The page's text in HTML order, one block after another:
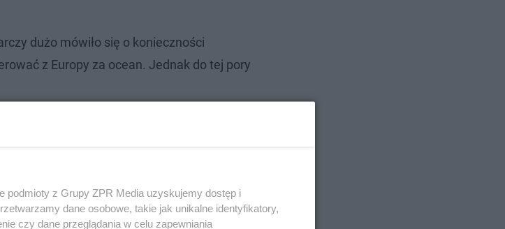
dużo mówiło się o konieczności
z Europy za ocean. Jednak do tej pory
podmioty z Grupy ZPR Media uzyskujemy dostęp i
dane osobowe, takie jak unikalne identyfikatory,
czy dane przeglądania w celu zapewniania